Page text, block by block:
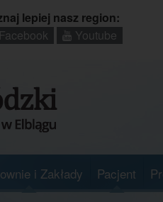
lepiej nasz region:
Youtube
i Zakłady Pacjent